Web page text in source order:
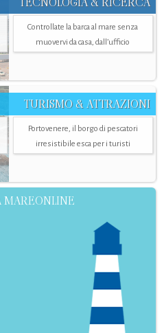
Controllate la barca al mare senza
muovervi da casa, dall’ufficio
TURISMO & ATTRAZIONI
Portovenere, il borgo di pescatori
irresistibile esca per i turisti